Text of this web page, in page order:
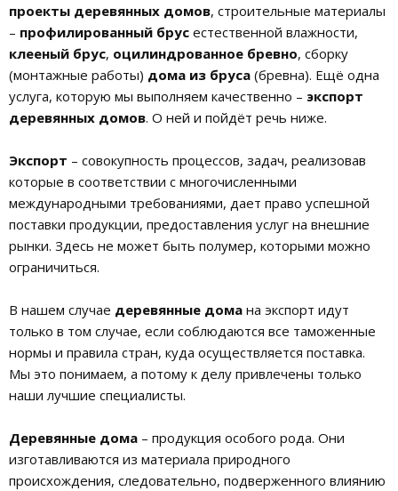
проекты деревянных домов, строительные материалы
– профилированный брус естественной влажности,
клееный брус, оцилиндрованное бревно, сборку
(монтажные работы) дома из бруса (бревна). Ещё одна
услуга, которую мы выполняем качественно – экспорт
деревянных домов. О ней и пойдёт речь ниже.
Экспорт – совокупность процессов, задач, реализовав
которые в соответствии с многочисленными
международными требованиями, дает право успешной
поставки продукции, предоставления услуг на внешние
рынки. Здесь не может быть полумер, которыми можно
ограничиться.
В нашем случае деревянные дома на экспорт идут
только в том случае, если соблюдаются все таможенные
нормы и правила стран, куда осуществляется поставка.
Мы это понимаем, а потому к делу привлечены только
наши лучшие специалисты.
Деревянные дома – продукция особого рода. Они
изготавливаются из материала природного
происхождения, следовательно, подверженного влиянию